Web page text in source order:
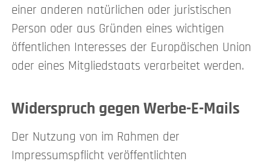
einer anderen natürlichen oder juristischen
Person oder aus Gründen eines wichtigen
öffentlichen Interesses der Europäischen Union
oder eines Mitgliedstaats verarbeitet werden.
Widerspruch gegen Werbe-E-Mails
Der Nutzung von im Rahmen der
Impressumspflicht veröffentlichten